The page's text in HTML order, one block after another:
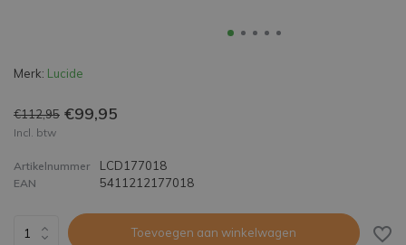
Merk: Lucide
€112,95 €99,95
Incl. btw
Artikelnummer LCD177018
EAN 5411212177018
Toevoegen aan winkelwagen